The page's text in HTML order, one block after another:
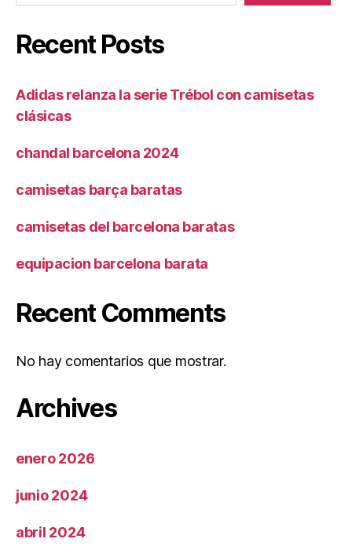
Recent Posts
Adidas relanza la serie Trébol con camisetas
clásicas
chandal barcelona 2024
camisetas barça baratas
camisetas del barcelona baratas
equipacion barcelona barata
Recent Comments
No hay comentarios que mostrar.
Archives
enero 2026
junio 2024
abril 2024